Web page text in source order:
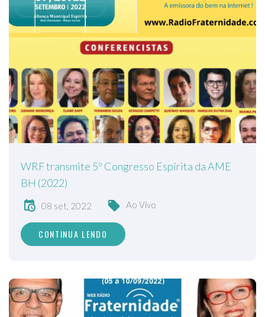
WRF transmite 5º Congresso Espírita da AME
BH (2022)
08 set, 2022 Ao Vivo
CONTINUA LENDO